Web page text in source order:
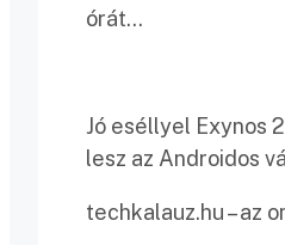
órát…
Jó eséllyel Exynos
lesz az Androidos
techkalauz.hu – az